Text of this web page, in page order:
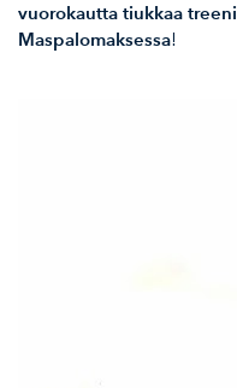
vuorokautta tiukkaa
Maspalomaksessa!